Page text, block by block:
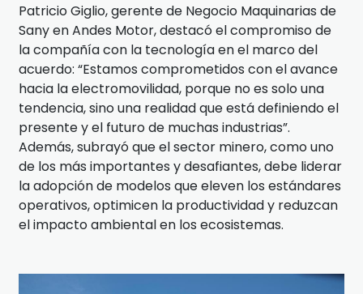
Patricio Giglio, gerente de Negocio Maquinarias de
Sany en Andes Motor, destacó el compromiso de
la compañía con la tecnología en el marco del
acuerdo: “Estamos comprometidos con el avance
hacia la electromovilidad, porque no es solo una
tendencia, sino una realidad que está definiendo el
presente y el futuro de muchas industrias”.
Además, subrayó que el sector minero, como uno
de los más importantes y desafiantes, debe liderar
la adopción de modelos que eleven los estándares
operativos, optimicen la productividad y reduzcan
el impacto ambiental en los ecosistemas.